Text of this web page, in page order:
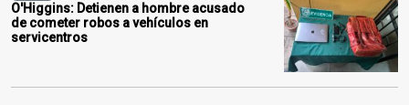
O'Higgins: Detienen a hombre acusado
de cometer robos a vehículos en
servicentros